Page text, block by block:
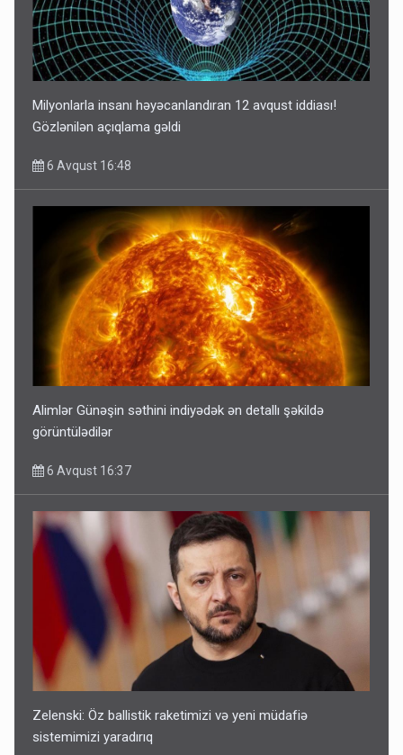
Milyonlarla insanı həyəcanlandıran 12 avqust iddiası!
Gözlənilən açıqlama gəldi
6 Avqust 16:48
Alimlər Günəşin səthini indiyədək ən detallı şəkildə
görüntülədilər
6 Avqust 16:37
Zelenski: Öz ballistik raketimizi və yeni müdafiə
sistemimizi yaradırıq